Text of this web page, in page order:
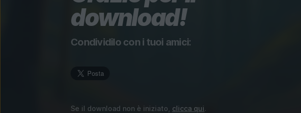
download!
Condividilo con i tuoi amici:
Se il download non è iniziato, clicca qui.